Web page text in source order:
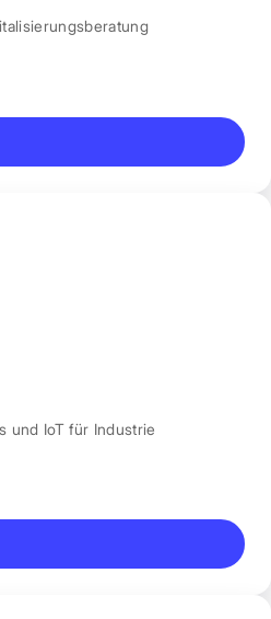
und IoT für Industrie